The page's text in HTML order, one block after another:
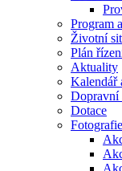
Program
Životní
Plán
Aktuality
Kalendář
Dopravní
Dotace
Fotografie